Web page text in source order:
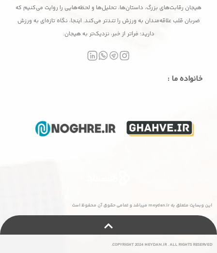
هیجان رقابت‌های بزرگ، داستان‌ها، تحلیل‌ها و لحظه‌هایی را روایت می‌کنیم که
ضربان قلب علاقه‌مندان به ورزش را تندتر می‌کند. اینجا، نگاه تازه‌ای به ورزش
دارید؛ فراتر از خبر، نزدیک‌تر به هیجان.
خانواده ما :
این وبسایت متعلق به meydan.ir میباشد و تمامی حقوق آن محفوظ است
COPYRIGHT 2024 MEYDAN.IR . ALL RIGHTS RESERVED.